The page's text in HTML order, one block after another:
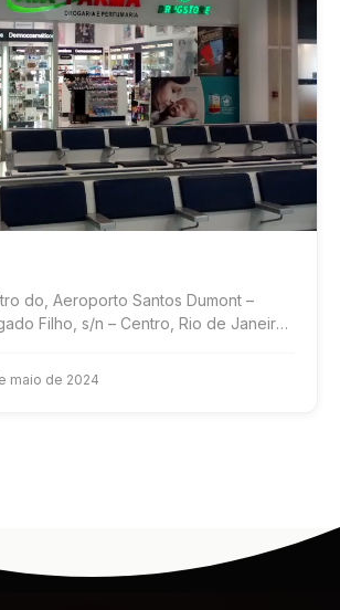
do, Aeroporto Santos Dumont –
Filho, s/n – Centro, Rio de Janeiro
maio de 2024